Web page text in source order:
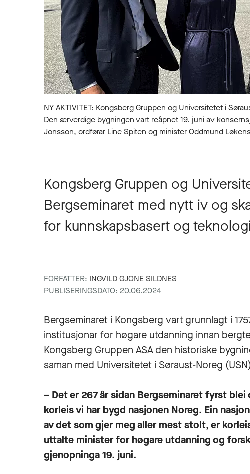
NY AKTIVITET: Kongsberg Gruppen og Universitetet i
Den ærverdige bygningen vart reåpnet 19. juni av
Jonsson, ordførar Line Spiten og minister Oddmund
Kongsberg Gruppen og
Bergseminaret med nytt iv og
for kunnskapsbasert og
FORFATTER: INGVILD GJONE SILDNES
PUBLISERINGSDATO: 20.06.2024
Bergseminaret i Kongsberg vart grunnlagt i
institusjonar for høgare utdanning innan
Kongsberg Gruppen ASA den historiske
saman med Universitetet i Søraust-Noreg
– Det er 267 år sidan Bergseminaret fyrst
korleis vi har bygd nasjonen Noreg. Ein
av det som gjer meg aller mest stolt, er
uttalte minister for høgare utdanning og
gjenopninga 19. juni.